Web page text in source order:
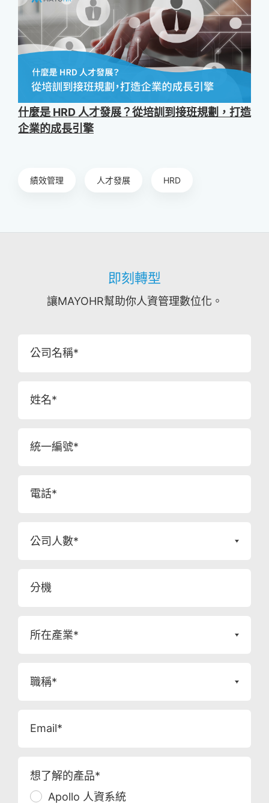
什麼是 HRD 人才發展？從培訓到接班規劃，打造
企業的成長引擎
績效管理 人才發展 HRD
即刻轉型
讓MAYOHR幫助你人資管理數位化。
公司名稱*
姓名*
統一編號*
電話*
公司人數*
分機
所在產業*
職稱*
Email*
想了解的產品*
Apollo 人資系統